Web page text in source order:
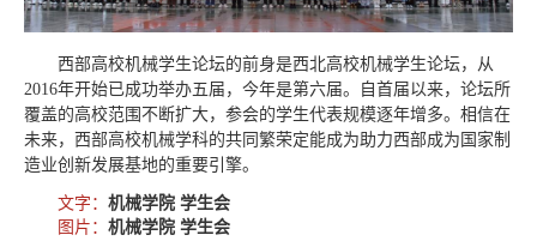
西部高校机械学生论坛的前身是西北高校机械学生论坛，从
2016年开始已成功举办五届，今年是第六届。自首届以来，论坛所
覆盖的高校范围不断扩大，参会的学生代表规模逐年增多。相信在
未来，西部高校机械学科的共同繁荣定能成为助力西部成为国家制
造业创新发展基地的重要引擎。
文字： 机械学院 学生会
图片： 机械学院 学生会